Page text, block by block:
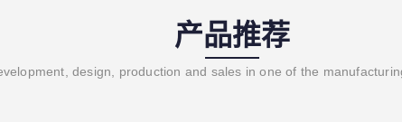
产品推荐
design, production and sales in one of the